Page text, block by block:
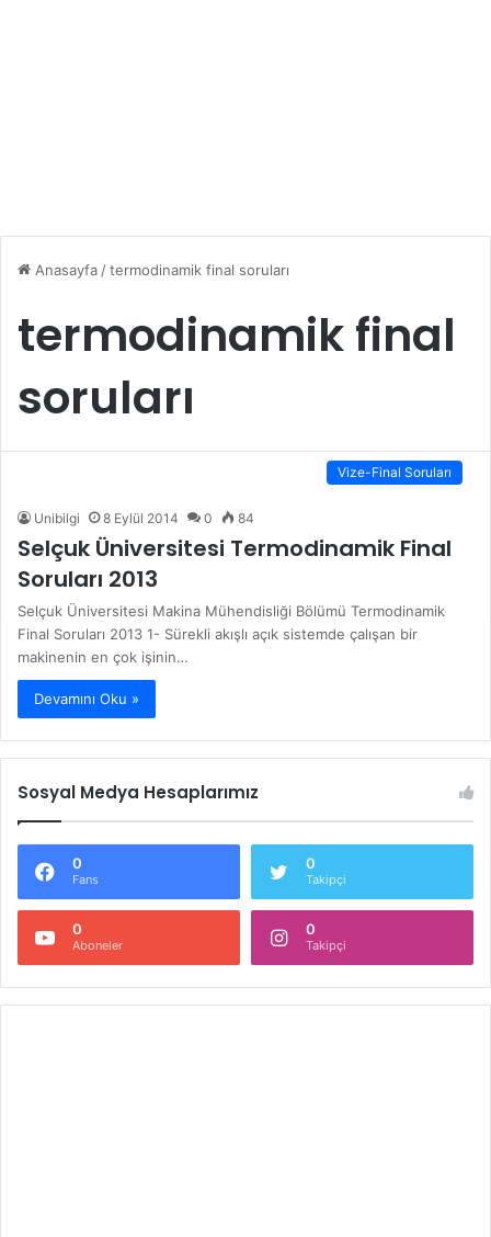
Anasayfa /termodinamik final soruları
termodinamik final
soruları
Vize-Final Soruları
Unibilgi 8 Eylül 2014 0 84
Selçuk Üniversitesi Termodinamik Final
Soruları 2013
Selçuk Üniversitesi Makina Mühendisliği Bölümü Termodinamik
Final Soruları 2013 1- Sürekli akışlı açık sistemde çalışan bir
makinenin en çok işinin…
Devamını Oku »
Sosyal Medya Hesaplarımız
0
Fans
0
Takipçi
0
Aboneler
0
Takipçi